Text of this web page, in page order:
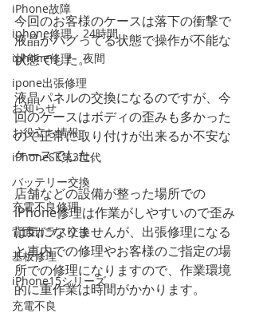
iPhone故障
iphone修理 24時間
iphone修理 夜間
ipone出張修理
お知らせ
お役立ち情報
iPhoneSE第3世代
バッテリー交換
充電不良修理
背面ガラス交換
基板修理
iPhone15シリーズ
充電不良
今回のお客様のケースは落下の衝撃で
液晶がバグってる状態で操作が不能な
状態でした。
液晶パネルの交換になるのですが、今
回のケースはボディの歪みも多かった
ので正常に取り付けが出来るか不安な
ケースでした。
店舗などの設備が整った場所での
iPhone修理は作業がしやすいので歪み
は気になりませんが、出張修理になる
と車内での修理やお客様のご指定の場
所での修理になりますので、作業環境
的に重作業は時間がかかります。